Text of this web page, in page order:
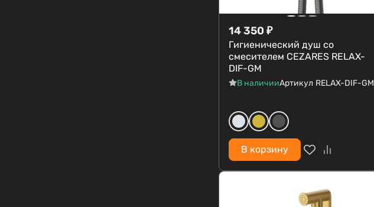
14 350 ₽
Гигиенический душ со
смесителем CEZARES RELAX-
DIF-GM
В наличииАртикул RELAX-DIF-GM
В корзину